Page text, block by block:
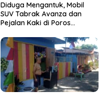
Diduga Mengantuk, Mobil
SUV Tabrak Avanza dan
Pejalan Kaki di Poros